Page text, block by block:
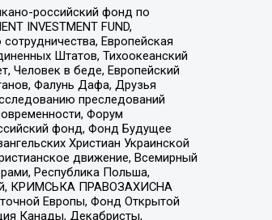
российский фонд по
INVESTMENT FUND,
Европейская
Штатов, Тихоокеанский
Человек в беде, Европейский
Фалунь Дафа, Друзья
преследований
Форум
фонд, Фонд Будущее
Христиан Украинской
движение, Всемирный
Республика Польша,
КРИМСЬКА ПРАВОЗАХИСНА
Европы, Фонд Открытой
Канады, Декабристы,